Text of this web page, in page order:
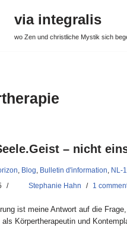
via integralis
wo Zen und christliche Mystik sich
– nicht
Blog Bulletin d'information
NL-
Stephanie Hahn 1
ist meine Antwort auf die
Körpertherapeutin und